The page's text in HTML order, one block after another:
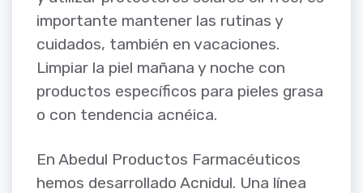
importante mantener las rutinas y
cuidados, también en vacaciones.
Limpiar la piel mañana y noche con
productos específicos para pieles grasa
o con tendencia acnéica.
En Abedul Productos Farmacéuticos
hemos desarrollado Acnidul. Una línea